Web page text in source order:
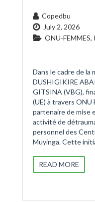
Copedbu
July 2, 2026
ONU-FEMMES,
Dans le cadre de
DUSHIGIKIRE
GITSINA (VBG),
(UE) à travers ONU
partenaire de mise
activité de
personnel des
Muyinga. Cette
READ MORE